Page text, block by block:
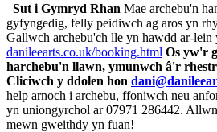
Sut i Gymryd Rhan Mae archebu'n
gyfyngedig, felly peidiwch ag aros yn
Gallwch archebu'ch lle yn hawdd ar-lein
danileearts.co.uk/booking.html Os yw'r
harchebu'n llawn, ymunwch â'r
Cliciwch y ddolen hon
help arnoch i archebu, ffoniwch neu
yn uniongyrchol ar 07971 286442.
mewn gweithdy yn fuan!